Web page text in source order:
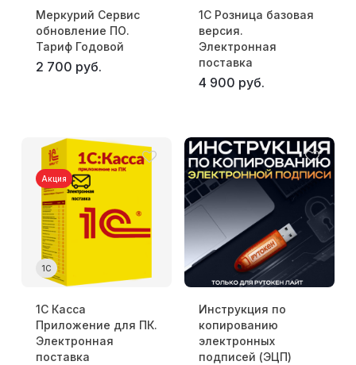
Меркурий Сервис
обновление ПО.
Тариф Годовой
2 700 руб.
1С Розница базовая
версия.
Электронная
поставка
4 900 руб.
Акция
1С
1С Касса
Приложение для ПК.
Электронная
поставка
Инструкция по
копированию
электронных
подписей (ЭЦП)